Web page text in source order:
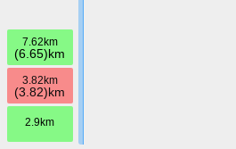
7.62km
(6.65)km
3.82km
(3.82)km
2.9km